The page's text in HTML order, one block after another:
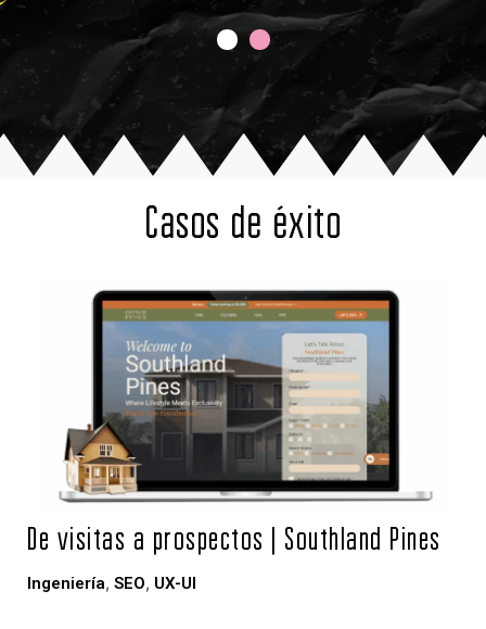
Casos de éxito
De visitas a prospectos | Southland Pines
Ingeniería, SEO, UX-UI